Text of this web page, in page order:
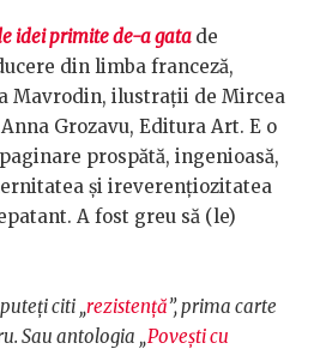
idei primite de-a gata de
din limba franceză,
Mavrodin, ilustrații de Mircea
Grozavu, Editura Art. E o
prospătă, ingenioasă,
și ireverențiozitatea
A fost greu să (le)
citi „rezistență”, prima carte
Sau antologia „Povești cu